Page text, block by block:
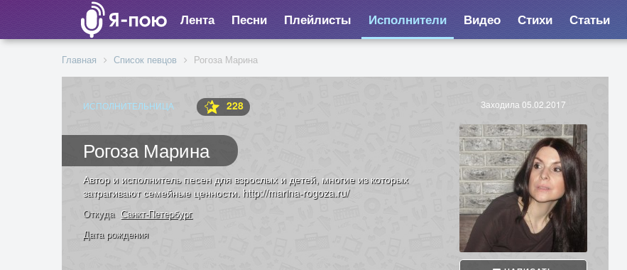
Лента Песни Плейлисты Исполнители Видео Стихи Статьи
Главная Список певцов Рогоза Марина
ИСПОЛНИТЕЛЬНИЦА 228
Рогоза Марина
Заходила 05.02.2017
Автор и исполнитель песен для взрослых и детей, многие из которых
затрагивают семейные ценности. http://marina-rogoza.ru/
Откуда Санкт-Петербург
Дата рождения